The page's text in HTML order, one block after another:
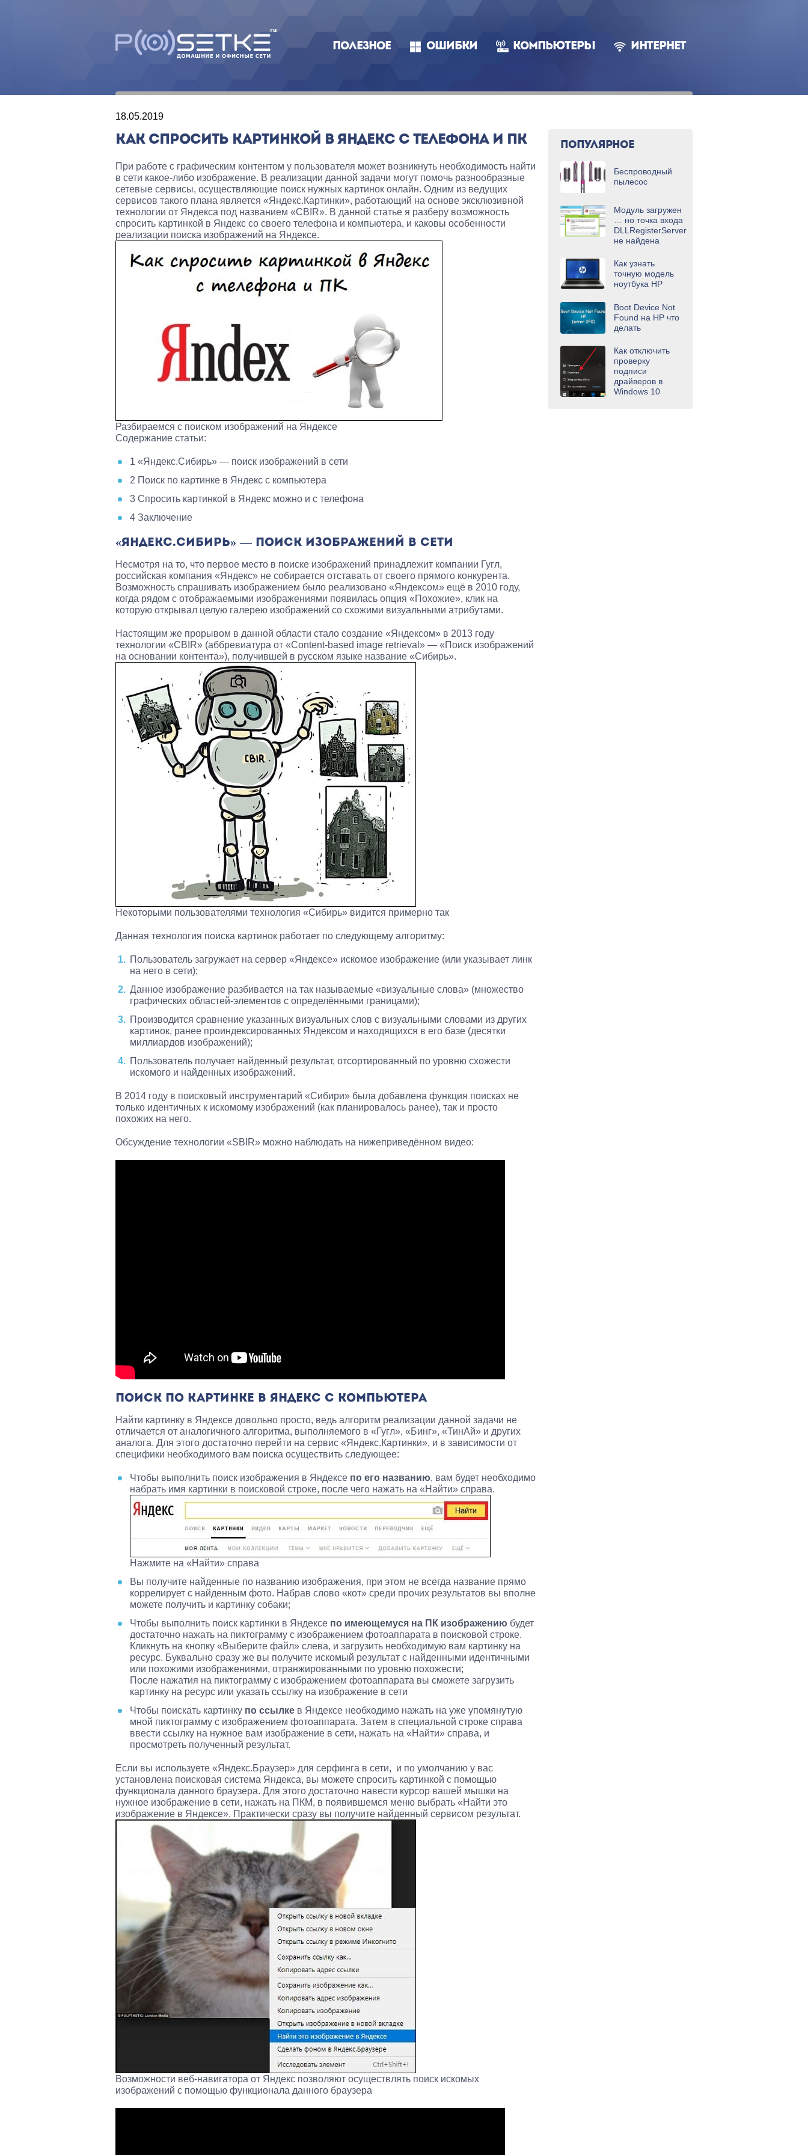
ПОЛЕЗНОЕ ОШИБКИ КОМПЬЮТЕРЫ ИНТЕРНЕТ
18.05.2019
КАК СПРОСИТЬ КАРТИНКОЙ В ЯНДЕКС С ТЕЛЕФОНА И ПК
При работе с графическим контентом у пользователя может возникнуть необходимость найти
в сети какое-либо изображение. В реализации данной задачи могут помочь разнообразные
сетевые сервисы, осуществляющие поиск нужных картинок онлайн. Одним из ведущих
сервисов такого плана является «Яндекс.Картинки», работающий на основе эксклюзивной
технологии от Яндекса под названием «CBIR». В данной статье я разберу возможность
спросить картинкой в Яндекс со своего телефона и компьютера, и каковы особенности
реализации поиска изображений на Яндексе.
Разбираемся с поиском изображений на Яндексе
Содержание статьи:
1 «Яндекс.Сибирь» — поиск изображений в сети
2 Поиск по картинке в Яндекс с компьютера
3 Спросить картинкой в Яндекс можно и с телефона
4 Заключение
«ЯНДЕКС.СИБИРЬ» — ПОИСК ИЗОБРАЖЕНИЙ В СЕТИ
Несмотря на то, что первое место в поиске изображений принадлежит компании Гугл,
российская компания «Яндекс» не собирается отставать от своего прямого конкурента.
Возможность спрашивать изображением было реализовано «Яндексом» ещё в 2010 году,
когда рядом с отображаемыми изображениями появилась опция «Похожие», клик на
которую открывал целую галерею изображений со схожими визуальными атрибутами.
Настоящим же прорывом в данной области стало создание «Яндексом» в 2013 году
технологии «CBIR» (аббревиатура от «Content-based image retrieval» — «Поиск изображений
на основании контента»), получившей в русском языке название «Сибирь».
Некоторыми пользователями технология «Сибирь» видится примерно так
Данная технология поиска картинок работает по следующему алгоритму:
Пользователь загружает на сервер «Яндексе» искомое изображение (или указывает линк
на него в сети);
Данное изображение разбивается на так называемые «визуальные слова» (множество
графических областей-элементов с определёнными границами);
Производится сравнение указанных визуальных слов с визуальными словами из других
картинок, ранее проиндексированных Яндексом и находящихся в его базе (десятки
миллиардов изображений);
Пользователь получает найденный результат, отсортированный по уровню схожести
искомого и найденных изображений.
В 2014 году в поисковый инструментарий «Сибири» была добавлена функция поисках не
только идентичных к искомому изображений (как планировалось ранее), так и просто
похожих на него.
Обсуждение технологии «SBIR» можно наблюдать на нижеприведённом видео:
ПОИСК ПО КАРТИНКЕ В ЯНДЕКС С КОМПЬЮТЕРА
Найти картинку в Яндексе довольно просто, ведь алгоритм реализации данной задачи не
отличается от аналогичного алгоритма, выполняемого в «Гугл», «Бинг», «ТинАй» и других
аналога. Для этого достаточно перейти на сервис «Яндекс.Картинки», и в зависимости от
специфики необходимого вам поиска осуществить следующее:
Чтобы выполнить поиск изображения в Яндексе по его названию, вам будет необходимо
набрать имя картинки в поисковой строке, после чего нажать на «Найти» справа.
Нажмите на «Найти» справа
Вы получите найденные по названию изображения, при этом не всегда название прямо
коррелирует с найденным фото. Набрав слово «кот» среди прочих результатов вы вполне
можете получить и картинку собаки;
Чтобы выполнить поиск картинки в Яндексе по имеющемуся на ПК изображению будет
достаточно нажать на пиктограмму с изображением фотоаппарата в поисковой строке.
Кликнуть на кнопку «Выберите файл» слева, и загрузить необходимую вам картинку на
ресурс. Буквально сразу же вы получите искомый результат с найденными идентичными
или похожими изображениями, отранжированными по уровню похожести;
После нажатия на пиктограмму с изображением фотоаппарата вы сможете загрузить
картинку на ресурс или указать ссылку на изображение в сети
Чтобы поискать картинку по ссылке в Яндексе необходимо нажать на уже упомянутую
мной пиктограмму с изображением фотоаппарата. Затем в специальной строке справа
ввести ссылку на нужное вам изображение в сети, нажать на «Найти» справа, и
просмотреть полученный результат.
Если вы используете «Яндекс.Браузер» для серфинга в сети, и по умолчанию у вас
установлена поисковая система Яндекса, вы можете спросить картинкой с помощью
функционала данного браузера. Для этого достаточно навести курсор вашей мышки на
нужное изображение в сети, нажать на ПКМ, в появившемся меню выбрать «Найти это
изображение в Яндексе». Практически сразу вы получите найденный сервисом результат.
Возможности веб-навигатора от Яндекс позволяют осуществлять поиск искомых
изображений с помощью функционала данного браузера
ПОПУЛЯРНОЕ
Беспроводный
пылесос
Модуль загружен
… но точка входа
DLLRegisterServer
не найдена
Как узнать
точную модель
ноутбука HP
Boot Device Not
Found на HP что
делать
Как отключить
проверку
подписи
драйверов в
Windows 10